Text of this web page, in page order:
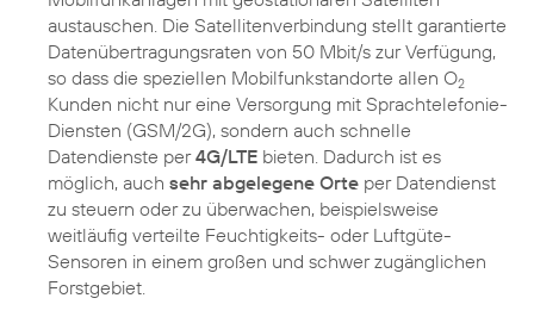
austauschen. Die Satellitenverbindung stellt garantierte
Datenübertragungsraten von 50 Mbit/s zur Verfügung,
so dass die speziellen Mobilfunkstandorte allen O2
Kunden nicht nur eine Versorgung mit Sprachtelefonie-
Diensten (GSM/2G), sondern auch schnelle
Datendienste per4G/LTE bieten. Dadurch ist es
möglich, auch sehr abgelegene Orte per Datendienst
zu steuern oder zu überwachen, beispielsweise
weitläufig verteilte Feuchtigkeits- oder Luftgüte-
Sensoren in einem großen und schwer zugänglichen